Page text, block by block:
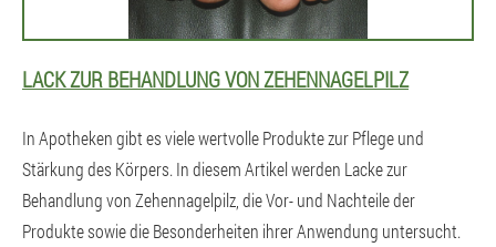
LACK ZUR BEHANDLUNG VON ZEHENNAGELPILZ
In Apotheken gibt es viele wertvolle Produkte zur Pflege und
Stärkung des Körpers. In diesem Artikel werden Lacke zur
Behandlung von Zehennagelpilz, die Vor- und Nachteile der
Produkte sowie die Besonderheiten ihrer Anwendung untersucht.